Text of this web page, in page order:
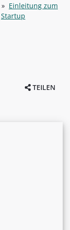
» Einleitung zum
Startup
TEILEN